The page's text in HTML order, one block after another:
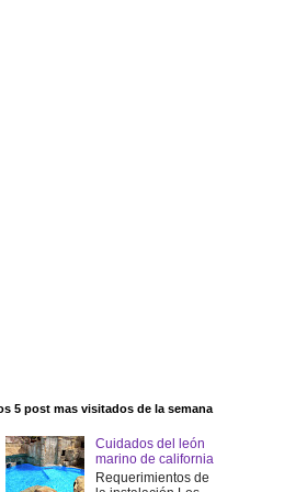
5 post mas visitados de la semana
Cuidados del león
marino de california
Requerimientos de